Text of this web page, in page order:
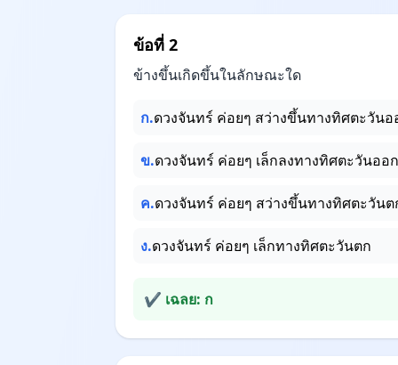
ข้อที่ 2
ข้างขึ้นเกิดขึ้นในลักษณะใด
ก.ดวงจันทร์ ค่อยๆ สว่างขึ้นทางทิศตะวันอ
ข.ดวงจันทร์ ค่อยๆ เล็กลงทางทิศตะวันออก
ค.ดวงจันทร์ ค่อยๆ สว่างขึ้นทางทิศตะวัน
ง.ดวงจันทร์ ค่อยๆ เล็กทางทิศตะวันตก
✔ เฉลย: ก